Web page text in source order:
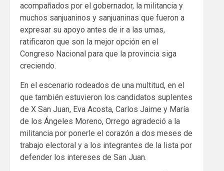
acompañados por el gobernador, la militancia y
muchos sanjuaninos y sanjuaninas que fueron a
expresar su apoyo antes de ir a las urnas,
ratificaron que son la mejor opción en el
Congreso Nacional para que la provincia siga
creciendo.
En el escenario rodeados de una multitud, en el
que también estuvieron los candidatos suplentes
de X San Juan, Eva Acosta, Carlos Jaime y María
de los Ángeles Moreno, Orrego agradeció a la
militancia por ponerle el corazón a dos meses de
trabajo electoral y a los integrantes de la lista por
defender los intereses de San Juan.